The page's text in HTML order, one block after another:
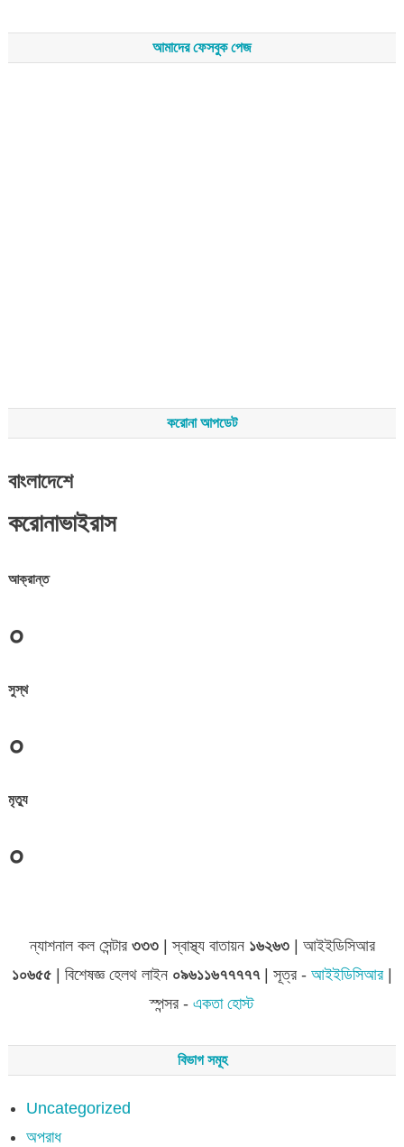
আমাদের ফেসবুক পেজ
করোনা আপডেট
বাংলাদেশে
করোনাভাইরাস
আক্রান্ত
০
সুস্থ
০
মৃত্যু
০
ন্যাশনাল কল সেন্টার ৩৩৩| স্বাস্থ্য বাতায়ন ১৬২৬৩| আইইডিসিআর
১০৬৫৫ | বিশেষজ্ঞ হেলথ লাইন ০৯৬১১৬৭৭৭৭৭| সূত্র - আইইডিসিআর|
স্পন্সর - একতা হোস্ট
বিভাগ সমূহ
Uncategorized
অপরাধ